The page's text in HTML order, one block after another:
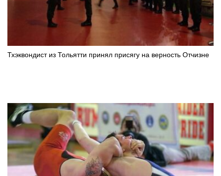
Тхэквондист из Тольятти принял присягу на верность Отчизне